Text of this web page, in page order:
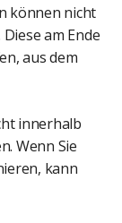
können nicht
am Ende
aus dem
innerhalb
Wenn Sie
kann